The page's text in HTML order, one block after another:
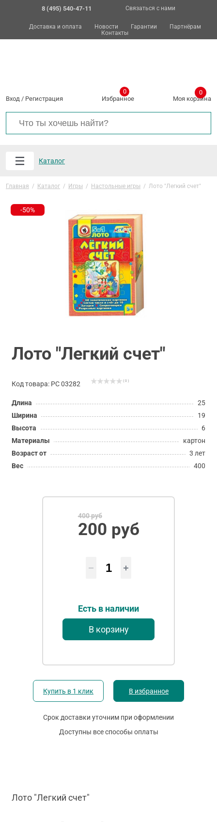
8 (495) 540-47-11 Связаться с нами
Доставка и оплата Новости Гарантии
Партнёрам
Контакты
Вход / Регистрация Избранное
0
Моя корзина
0
Каталог
Главная / Каталог / Игры / Настольные игры / Лото "Легкий счет"
-50%
Лото "Легкий счет"
Код товара: РС 03282 ( 0 )
Длина
25
Ширина
19
Высота
6
Материалы
картон
Возраст от
3 лет
Вес
400
400 руб
200 руб
Есть в наличии
В корзину
Купить в 1 клик В избранное
Срок доставки уточним при оформлении
Доступны все способы оплаты
Лото "Легкий счет"